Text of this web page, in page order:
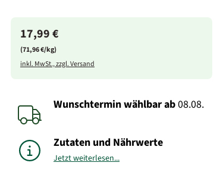
17,99 €
(71,96 €/kg)
inkl. MwSt., zzgl. Versand
Wunschtermin wählbarab08.08.
Zutaten und Nährwerte
Jetzt weiterlesen...